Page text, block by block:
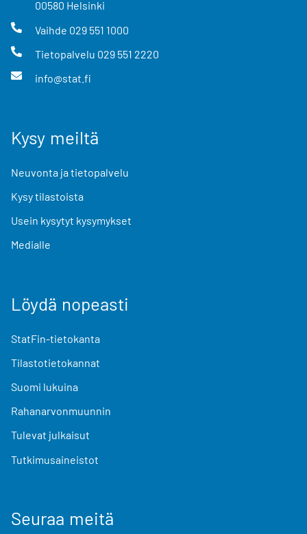
00580 Helsinki
Vaihde 029 551 1000
Tietopalvelu 029 551 2220
info@stat.fi
Kysy meiltä
Neuvonta ja tietopalvelu
Kysy tilastoista
Usein kysytyt kysymykset
Medialle
Löydä nopeasti
StatFin-tietokanta
Tilastotietokannat
Suomi lukuina
Rahanarvonmuunnin
Tulevat julkaisut
Tutkimusaineistot
Seuraa meitä